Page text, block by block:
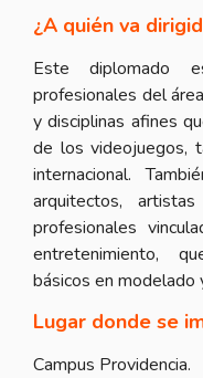
¿A quién va
Este diplomado
profesionales del
y disciplinas afines
de los videojuegos,
internacional.
arquitectos,
profesionales
entretenimiento,
básicos en modelado
Lugar donde se
Campus Providencia.